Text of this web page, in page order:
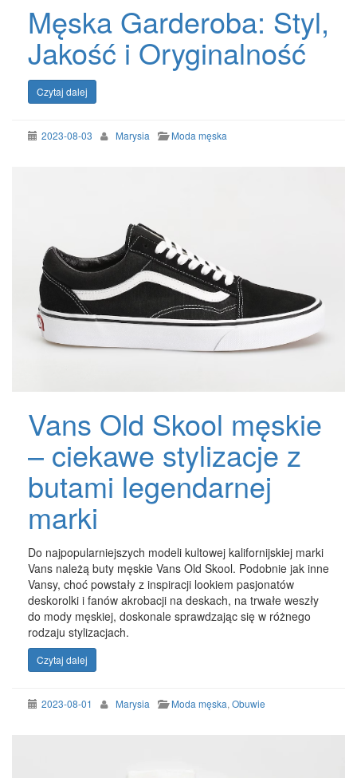
Męska Garderoba: Styl,
Jakość i Oryginalność
Czytaj dalej
2023-08-03 Marysia Moda męska
Vans Old Skool męskie
– ciekawe stylizacje z
butami legendarnej
marki
Do najpopularniejszych modeli kultowej kalifornijskiej marki
Vans należą buty męskie Vans Old Skool. Podobnie jak inne
Vansy, choć powstały z inspiracji lookiem pasjonatów
deskorolki i fanów akrobacji na deskach, na trwałe weszły
do mody męskiej, doskonale sprawdzając się w różnego
rodzaju stylizacjach.
Czytaj dalej
2023-08-01 Marysia Moda męska, Obuwie